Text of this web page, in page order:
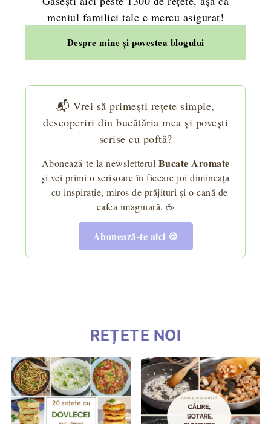
meniul familiei tale e mereu asigurat!
Despre mine și povestea blogului
📬 Vrei să primești rețete simple,
descoperiri din bucătăria mea și povești
scrise cu poftă?
Abonează-te la newsletterul Bucate Aromate
și vei primi o scrisoare în fiecare joi dimineața
– cu inspirație, miros de prăjituri și o cană de
cafea imaginară. ☕
Abonează-te aici 🍪
REȚETE NOI